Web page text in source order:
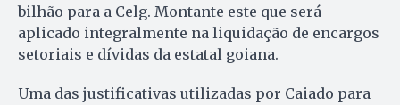
bilhão para a Celg. Montante este que será
aplicado integralmente na liquidação de encargos
setoriais e dívidas da estatal goiana.
Uma das justificativas utilizadas por Caiado para